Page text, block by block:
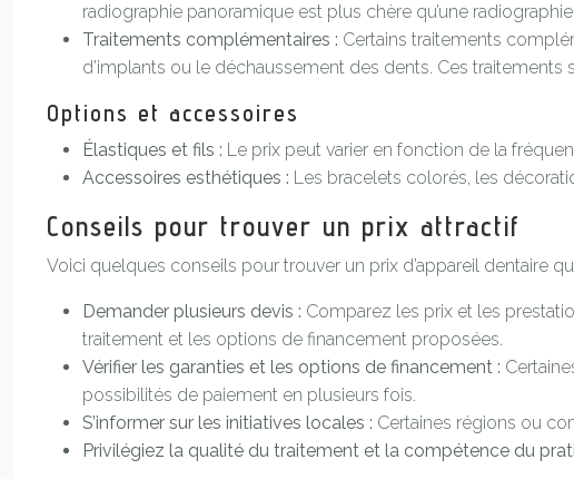
radiographie panoramique est plus chère qu’une
Traitements complémentaires : Certains traitements
d’implants ou le déchaussement des dents. Ces traitements
Options et accessoires
Élastiques et fils : Le prix peut varier en fonction de la
Accessoires esthétiques : Les bracelets colorés, les
Conseils pour trouver un prix attractif
Voici quelques conseils pour trouver un prix d’appareil dentaire
Demander plusieurs devis : Comparez les prix et les
traitement et les options de financement proposées.
Vérifier les garanties et les options de financement :
possibilités de paiement en plusieurs fois.
S’informer sur les initiatives locales : Certaines régions ou
Privilégiez la qualité du traitement et la compétence du